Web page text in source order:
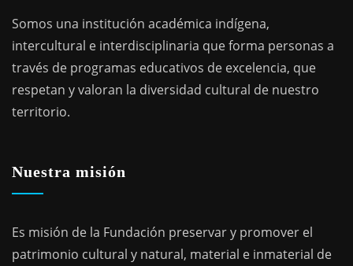
Somos una institución académica indígena,
intercultural e interdisciplinaria que forma personas a
través de programas educativos de excelencia, que
respetan y valoran la diversidad cultural de nuestro
territorio.
Nuestra misión
Es misión de la Fundación preservar y promover el
patrimonio cultural y natural, material e inmaterial de